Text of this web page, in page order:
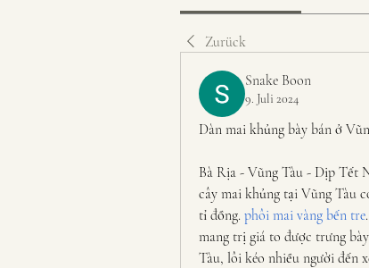
Zurück
Snake Boon
9. Juli 2024
Dàn mai khủng bày bán ở
Bà Rịa - Vũng Tàu - Dịp Tết
cây mai khủng tại Vũng Tàu
tỉ đồng. phôi mai vàng bến tre
mang trị giá to được trưng
Tàu, lôi kéo nhiều người đến